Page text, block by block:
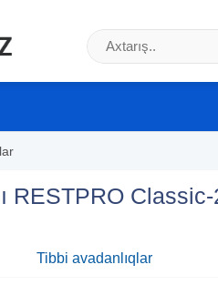
RESTPRO
Tibbi avadanlıqlar